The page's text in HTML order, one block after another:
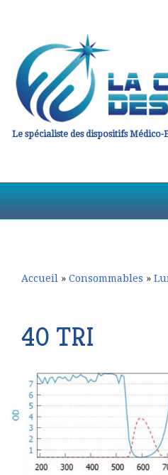
Le spécialiste des dispositifs
Accueil » Consommables »
40 TRI